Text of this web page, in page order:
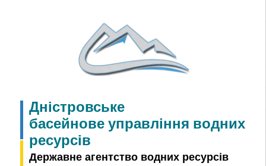
Дністровське
басейнове управління водних
ресурсів
Державне агентство водних ресурсів